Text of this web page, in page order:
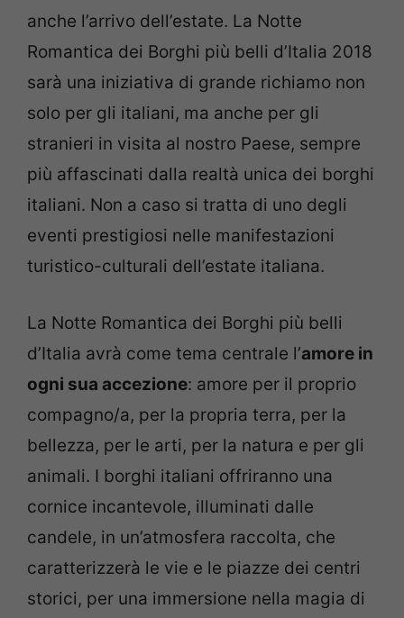
anche l’arrivo dell’estate. La Notte
Romantica dei Borghi più belli d’Italia 2018
sarà una iniziativa di grande richiamo non
solo per gli italiani, ma anche per gli
stranieri in visita al nostro Paese, sempre
più affascinati dalla realtà unica dei borghi
italiani. Non a caso si tratta di uno degli
eventi prestigiosi nelle manifestazioni
turistico-culturali dell’estate italiana.
La Notte Romantica dei Borghi più belli
d’Italia avrà come tema centrale l’amore in
ogni sua accezione: amore per il proprio
compagno/a, per la propria terra, per la
bellezza, per le arti, per la natura e per gli
animali. I borghi italiani offriranno una
cornice incantevole, illuminati dalle
candele, in un’atmosfera raccolta, che
caratterizzerà le vie e le piazze dei centri
storici, per una immersione nella magia di